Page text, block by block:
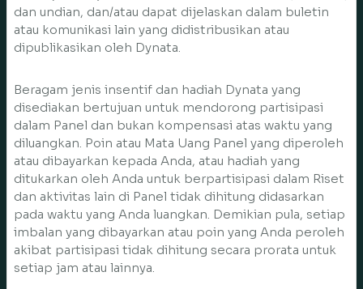
dan undian, dan/atau dapat dijelaskan dalam buletin
atau komunikasi lain yang didistribusikan atau
dipublikasikan oleh Dynata.
Beragam jenis insentif dan hadiah Dynata yang
disediakan bertujuan untuk mendorong partisipasi
dalam Panel dan bukan kompensasi atas waktu yang
diluangkan. Poin atau Mata Uang Panel yang diperoleh
atau dibayarkan kepada Anda, atau hadiah yang
ditukarkan oleh Anda untuk berpartisipasi dalam Riset
dan aktivitas lain di Panel tidak dihitung didasarkan
pada waktu yang Anda luangkan. Demikian pula, setiap
imbalan yang dibayarkan atau poin yang Anda peroleh
akibat partisipasi tidak dihitung secara prorata untuk
setiap jam atau lainnya.